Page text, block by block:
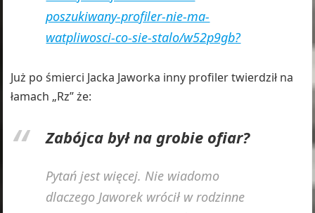
poszukiwany-profiler-nie-ma-
watpliwosci-co-sie-stalo/w52p9gb?
Już po śmierci Jacka Jaworka inny profiler twierdził na
łamach „Rz” że:
Zabójca był na grobie ofiar?
Pytań jest więcej. Nie wiadomo
dlaczego Jaworek wrócił w rodzinne